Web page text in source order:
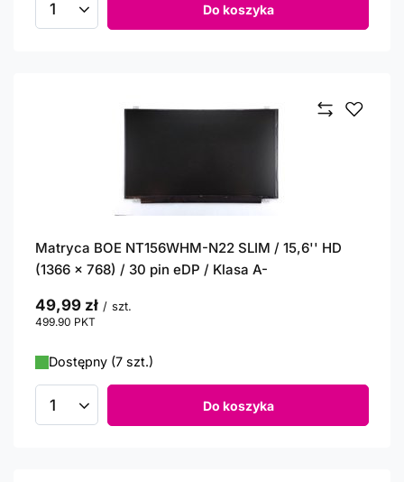
Ilość produktów Do koszyka
Matryca BOE NT156WHM-N22 SLIM / 15,6'' HD
(1366 x 768) / 30 pin eDP / Klasa A-
49,99 zł / szt.
499.90 PKT
Dostępny (7 szt.)
Ilość produktów Do koszyka